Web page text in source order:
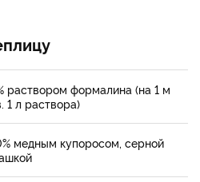
раствором формалина (на 1 м
1 л раствора)
медным купоросом, серной